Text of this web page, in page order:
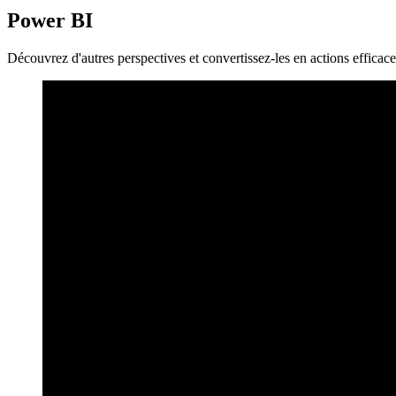
Power BI
Découvrez d'autres perspectives et convertissez-les en actions